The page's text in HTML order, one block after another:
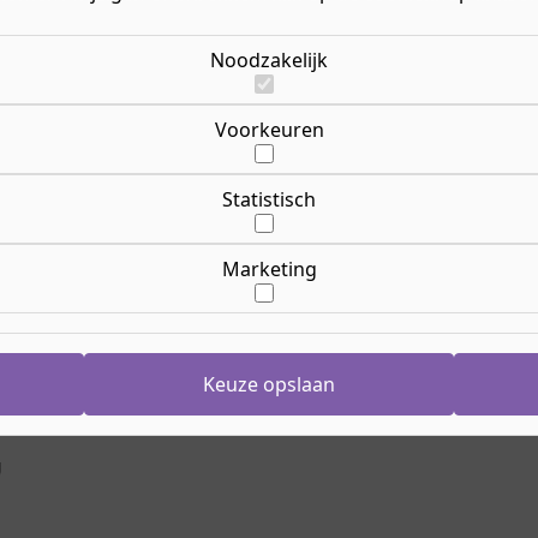
aan moderne auto’s?
voertuigen en
leer je alles over
meetapparatuur.
krijgt en wat je na je
Of
Aanmelden
Noodzakelijk
Voorkeuren
Statistisch
Marketing
Keuze opslaan